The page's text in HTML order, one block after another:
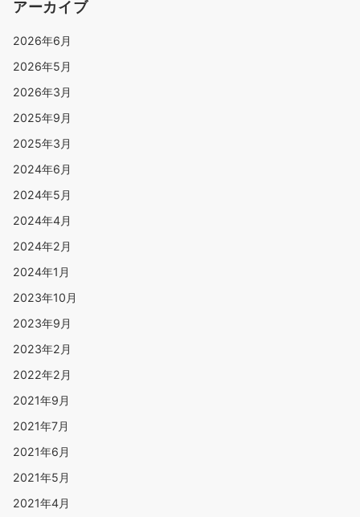
アーカイブ
2026年6月
2026年5月
2026年3月
2025年9月
2025年3月
2024年6月
2024年5月
2024年4月
2024年2月
2024年1月
2023年10月
2023年9月
2023年2月
2022年2月
2021年9月
2021年7月
2021年6月
2021年5月
2021年4月